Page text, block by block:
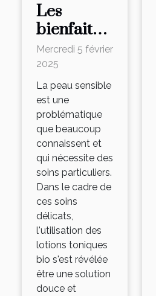
Les
bienfaits
des lotions
toniques
bio pour
apaiser les
peaux
sensibles
Mercredi 5 février
2025
La peau sensible
est une
problématique
que beaucoup
connaissent et
qui nécessite des
soins particuliers.
Dans le cadre de
ces soins
délicats,
l'utilisation des
lotions toniques
bio s'est révélée
être une solution
douce et